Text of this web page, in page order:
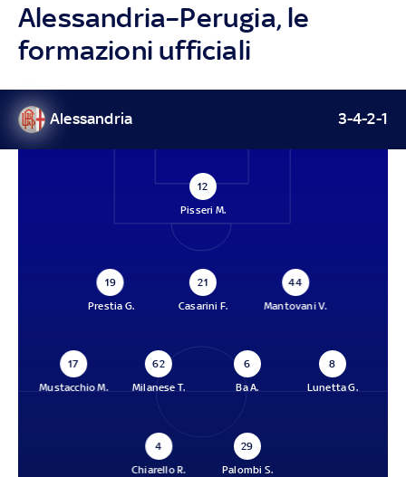
Alessandria–Perugia, le
formazioni ufficiali
Alessandria 3-4-2-1
12
Pisseri M.
19
Prestia G.
21
Casarini F.
44
Mantovani V.
17
Mustacchio M.
62
Milanese T.
6
Ba A.
8
Lunetta G.
29
Palombi S.
4
Chiarello R.